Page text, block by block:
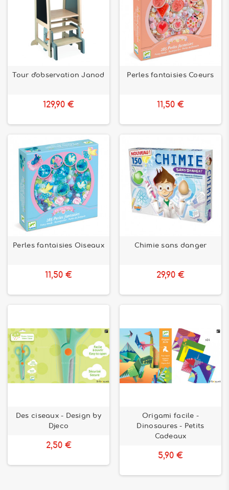
Tour d'observation Janod
129,90 €
Perles fantaisies Coeurs
11,50 €
Perles fantaisies Oiseaux
11,50 €
Chimie sans danger
29,90 €
Des ciseaux - Design by
Djeco
2,50 €
Origami facile -
Dinosaures - Petits
Cadeaux
5,90 €